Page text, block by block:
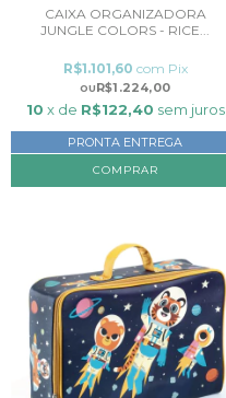
CAIXA ORGANIZADORA
JUNGLE COLORS - RICE...
R$1.224,00
R$1.101,60 com Pix
10 x de R$122,40 sem juros
PRONTA ENTREGA